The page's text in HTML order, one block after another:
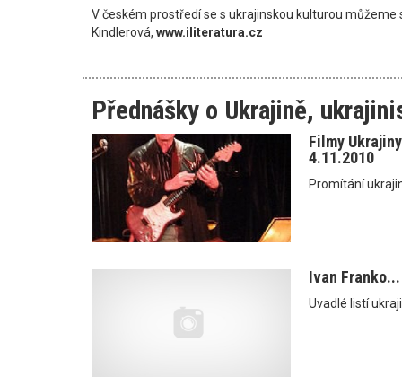
V českém prostředí se s ukrajinskou kulturou
Kindlerová, www.iliteratura.cz
Přednášky o Ukrajině,
Filmy
4.11.2010
Promítání
Ivan
Uvadlé listí